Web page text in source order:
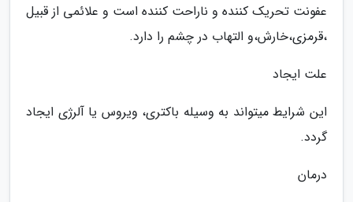
عفونت تحریک کننده و ناراحت کننده است و علائمی از قبیل
،قرمزی،خارش،و التهاب در چشم را دارد.
علت ایجاد
این شرایط میتواند به وسیله باکتری، ویروس یا آلرژی ایجاد
گردد.
درمان